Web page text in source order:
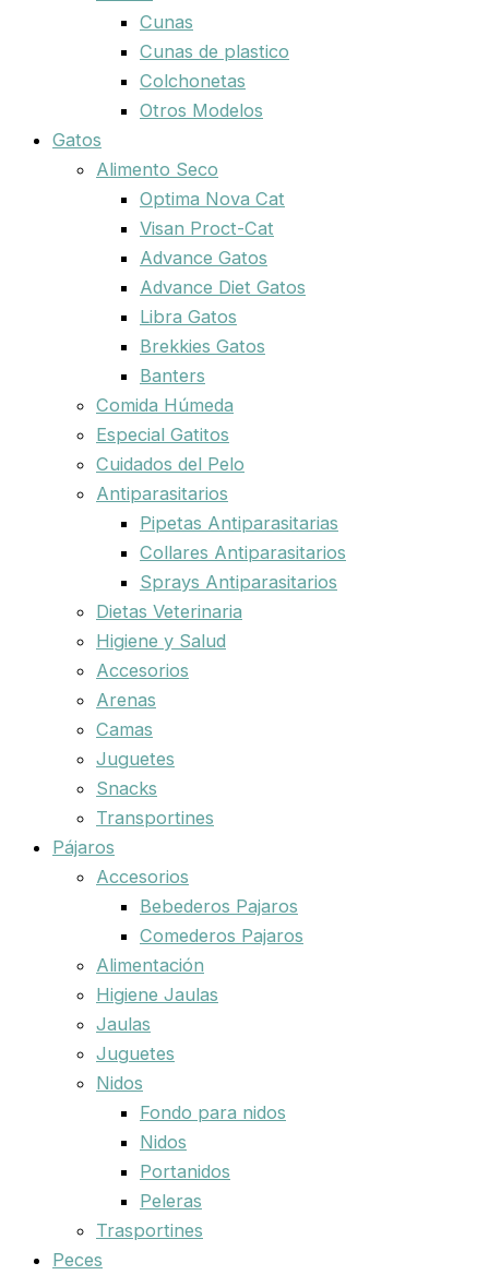
Cunas
Cunas de plastico
Colchonetas
Otros Modelos
Gatos
Alimento Seco
Optima Nova Cat
Visan Proct-Cat
Advance Gatos
Advance Diet Gatos
Libra Gatos
Brekkies Gatos
Banters
Comida Húmeda
Especial Gatitos
Cuidados del Pelo
Antiparasitarios
Pipetas Antiparasitarias
Collares Antiparasitarios
Sprays Antiparasitarios
Dietas Veterinaria
Higiene y Salud
Accesorios
Arenas
Camas
Juguetes
Snacks
Transportines
Pájaros
Accesorios
Bebederos Pajaros
Comederos Pajaros
Alimentación
Higiene Jaulas
Jaulas
Juguetes
Nidos
Fondo para nidos
Nidos
Portanidos
Peleras
Trasportines
Peces